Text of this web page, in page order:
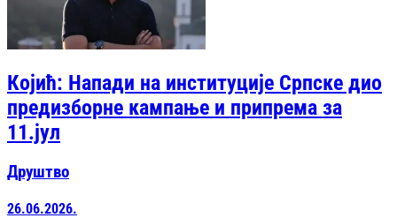
Којић: Напади на институције Српске дио
предизборне кампање и припрема за
11.јул
Друштво
26.06.2026.